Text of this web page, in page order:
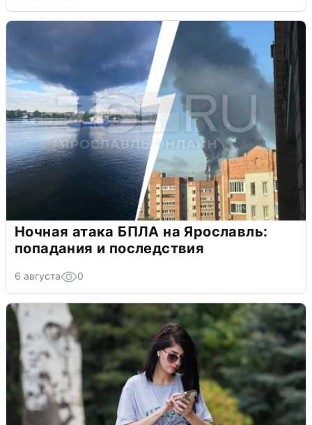
Ночная атака БПЛА на Ярославль:
попадания и последствия
6 августа 0